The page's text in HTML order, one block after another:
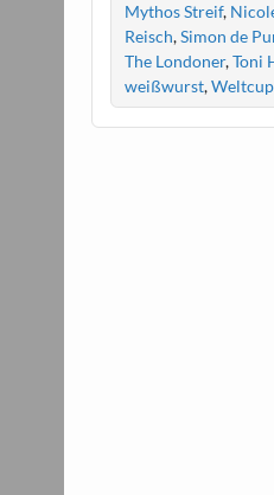
Mythos Streif,
Reisch,Simon de
The Londoner,Toni
weißwurst,Weltcup